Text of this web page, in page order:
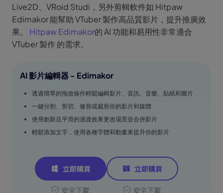
Live2D、VRoid Studi，另外剪輯軟件如 Hitpaw
Edimakor 能幫助 VTuber 製作高品質影片，提升推廣效
果。 Hitpaw Edimakor的 AI 功能和易用性非常適合
VTuber 製作 的需求。
AI 影片編輯器 - Edimakor
透過簡單的拖放操作輕鬆編輯影片、音訊、音樂、貼紙和圖片
一鍵分割、剪切、修剪或裁剪你的影片和媒體
使用創新且平滑的過渡效果更改場景並合併影片
輕鬆添加文字，使用各種字體和動畫來提升你的影片